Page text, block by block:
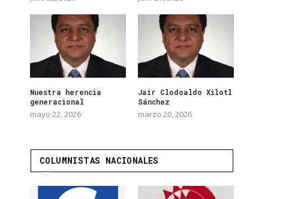
Nuestra herencia
generacional
mayo 22, 2026
Jair Clodoaldo Xilotl
Sánchez
marzo 20, 2026
COLUMNISTAS NACIONALES